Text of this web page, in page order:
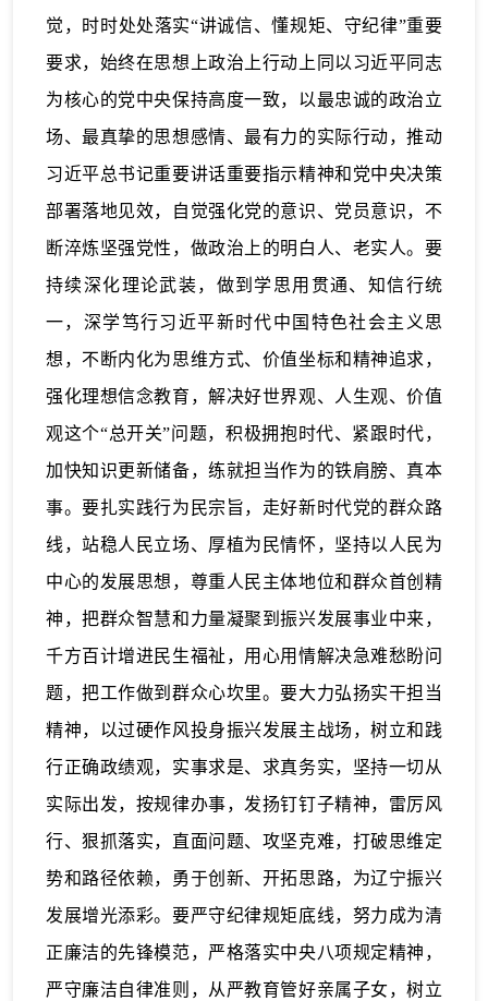
觉，时时处处落实“讲诚信、懂规矩、守纪律”重要
要求，始终在思想上政治上行动上同以习近平同志
为核心的党中央保持高度一致，以最忠诚的政治立
场、最真挚的思想感情、最有力的实际行动，推动
习近平总书记重要讲话重要指示精神和党中央决策
部署落地见效，自觉强化党的意识、党员意识，不
断淬炼坚强党性，做政治上的明白人、老实人。要
持续深化理论武装，做到学思用贯通、知信行统
一，深学笃行习近平新时代中国特色社会主义思
想，不断内化为思维方式、价值坐标和精神追求，
强化理想信念教育，解决好世界观、人生观、价值
观这个“总开关”问题，积极拥抱时代、紧跟时代，
加快知识更新储备，练就担当作为的铁肩膀、真本
事。要扎实践行为民宗旨，走好新时代党的群众路
线，站稳人民立场、厚植为民情怀，坚持以人民为
中心的发展思想，尊重人民主体地位和群众首创精
神，把群众智慧和力量凝聚到振兴发展事业中来，
千方百计增进民生福祉，用心用情解决急难愁盼问
题，把工作做到群众心坎里。要大力弘扬实干担当
精神，以过硬作风投身振兴发展主战场，树立和践
行正确政绩观，实事求是、求真务实，坚持一切从
实际出发，按规律办事，发扬钉钉子精神，雷厉风
行、狠抓落实，直面问题、攻坚克难，打破思维定
势和路径依赖，勇于创新、开拓思路，为辽宁振兴
发展增光添彩。要严守纪律规矩底线，努力成为清
正廉洁的先锋模范，严格落实中央八项规定精神，
严守廉洁自律准则，从严教育管好亲属子女，树立